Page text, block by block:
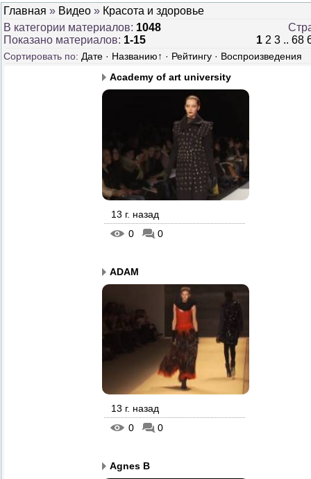
Главная » Видео » Красота и здоровье
В категории материалов: 1048
Показано материалов: 1-15
1 2 3 .. 68
Сортировать по: Дате · Названию↑ · Рейтингу · Воспроизведения
Academy of art university
13 г. назад
0
0
ADAM
13 г. назад
0
0
Agnes B